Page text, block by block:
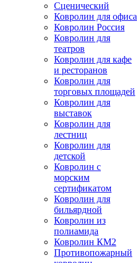
Сценический
Ковролин для офиса
Ковролин Россия
Ковролин для
театров
Ковролин для кафе
и ресторанов
Ковролин для
торговых площадей
Ковролин для
выставок
Ковролин для
лестниц
Ковролин для
детской
Ковролин с
морским
сертификатом
Ковролин для
бильярдной
Ковролин из
полиамида
Ковролин КМ2
Противопожарный